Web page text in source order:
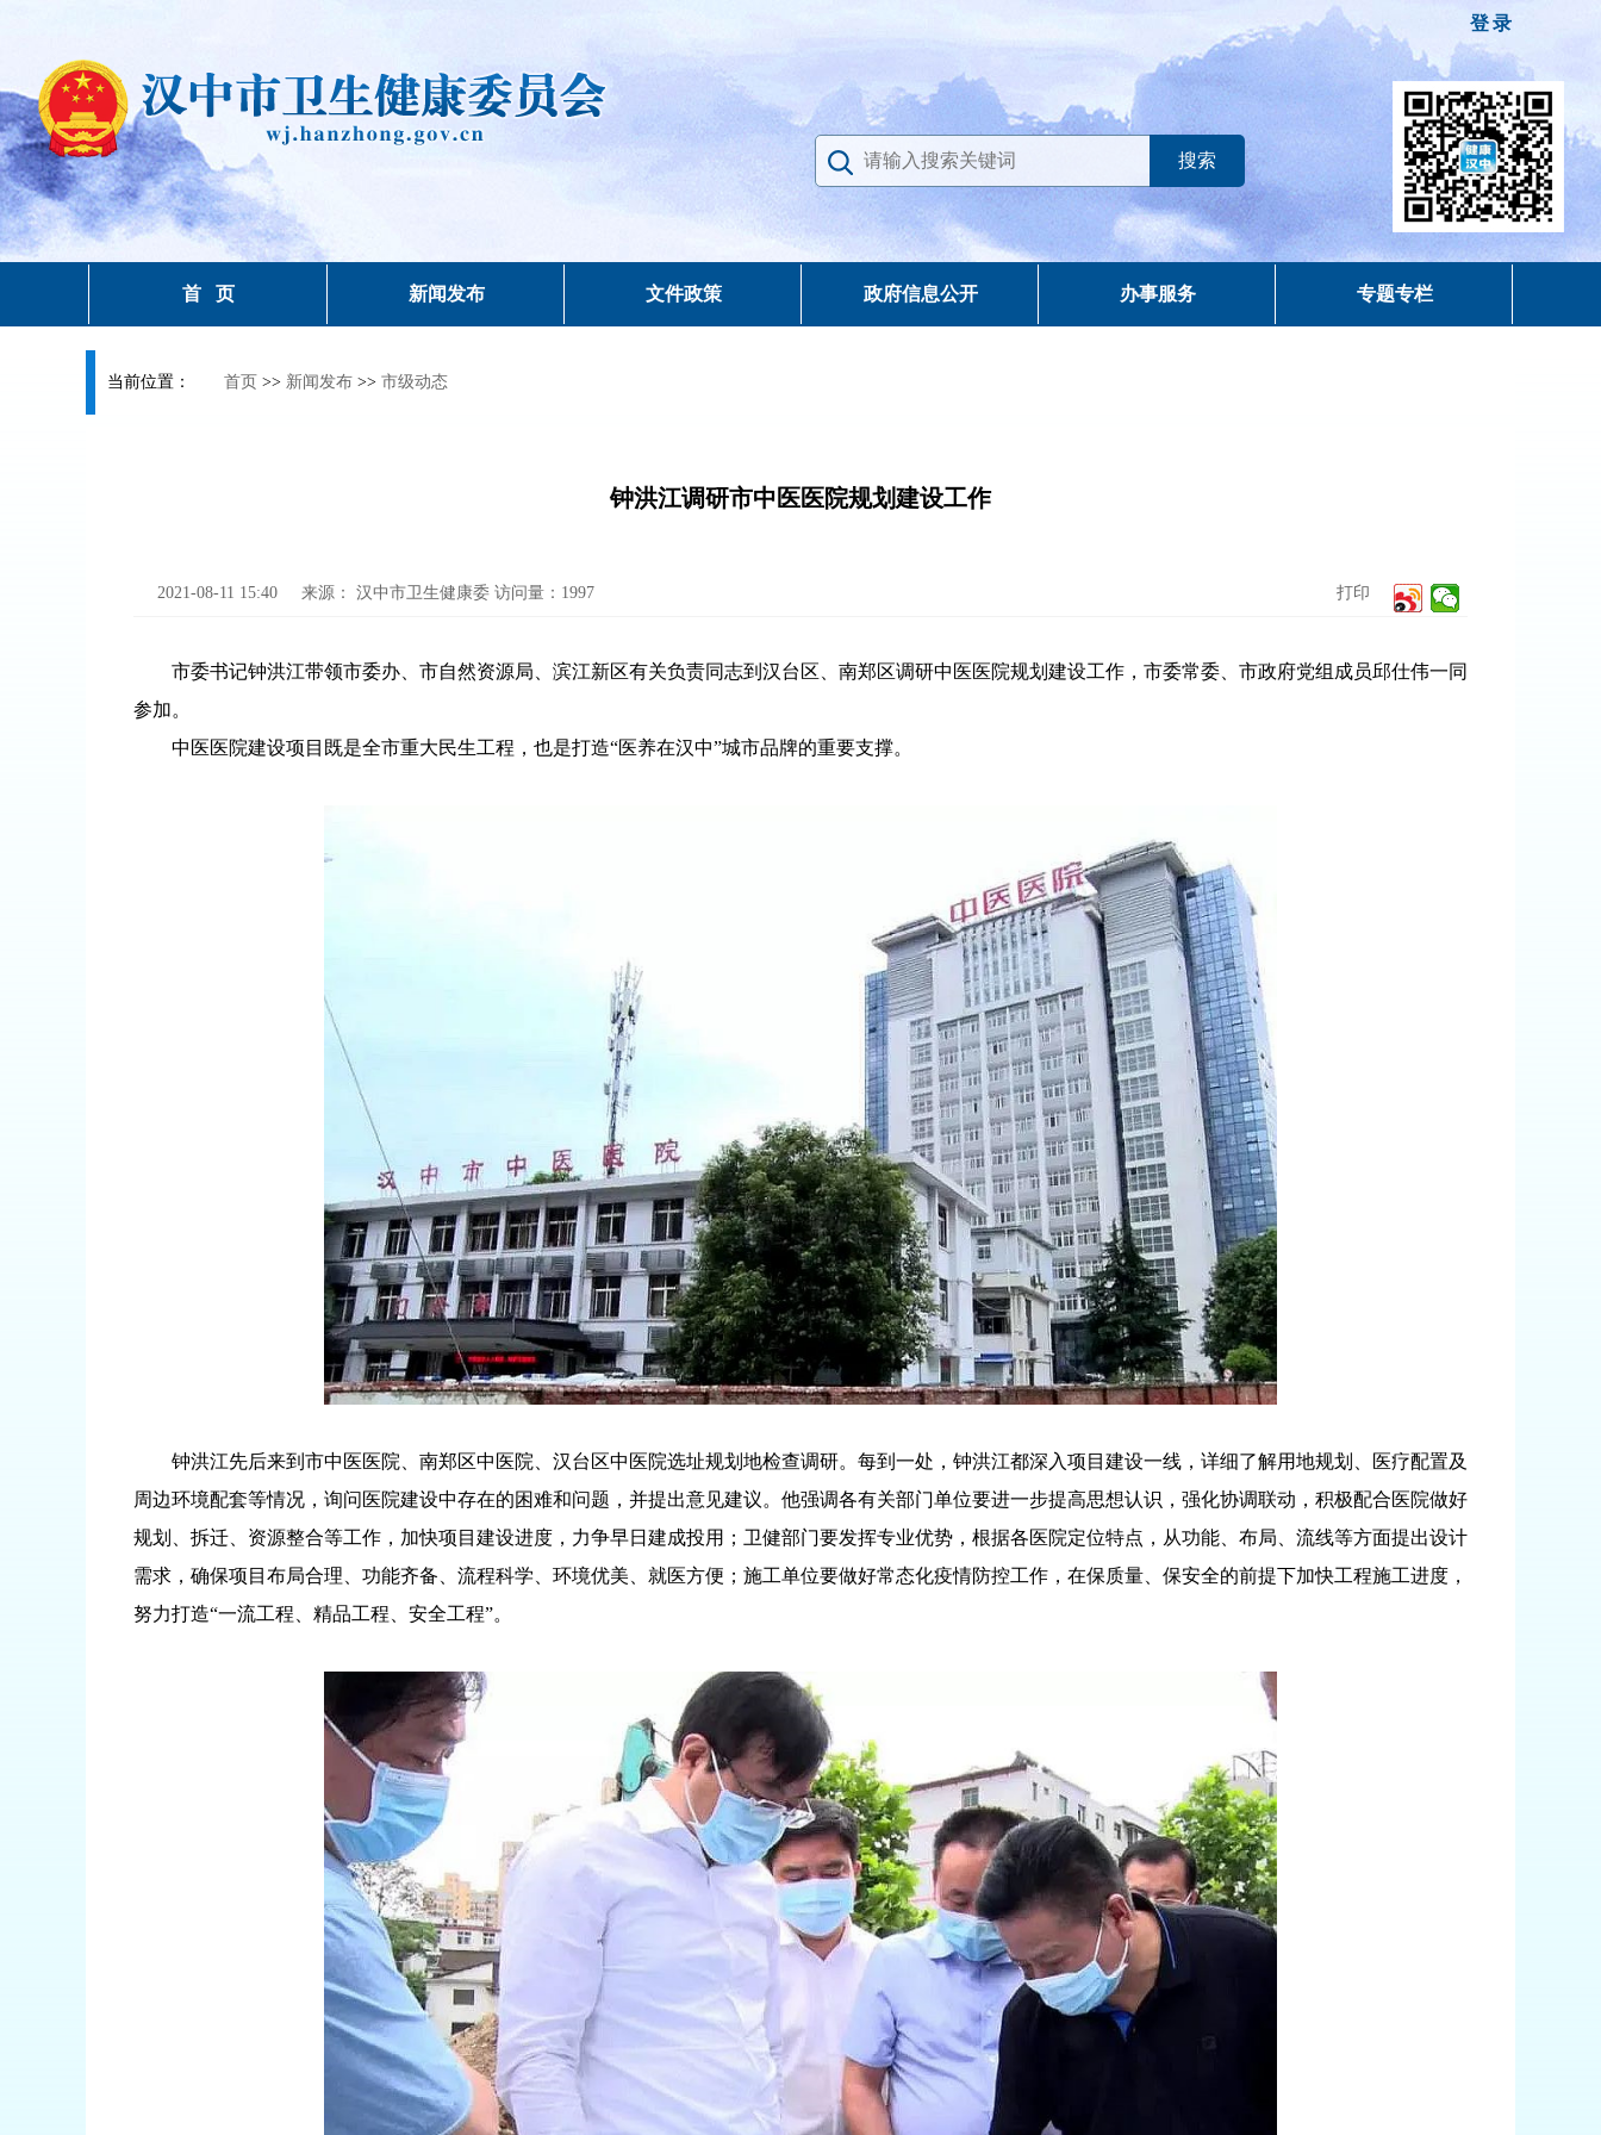
登录
首 页 新闻发布 文件政策 政府信息公开 办事服务 专题专栏
当前位置： 首页 >> 新闻发布 >> 市级动态
钟洪江调研市中医医院规划建设工作
2021-08-11 15:40 来源： 汉中市卫生健康委 访问量： 1997 打印
市委书记钟洪江带领市委办、市自然资源局、滨江新区有关负责同志到汉台区、南郑区调研中医医院规划建设工作，市委常委、市政府党组成员邱仕伟一同
参加。
中医医院建设项目既是全市重大民生工程，也是打造“医养在汉中”城市品牌的重要支撑。
钟洪江先后来到市中医医院、南郑区中医院、汉台区中医院选址规划地检查调研。每到一处，钟洪江都深入项目建设一线，详细了解用地规划、医疗配置及
周边环境配套等情况，询问医院建设中存在的困难和问题，并提出意见建议。他强调各有关部门单位要进一步提高思想认识，强化协调联动，积极配合医院做好
规划、拆迁、资源整合等工作，加快项目建设进度，力争早日建成投用；卫健部门要发挥专业优势，根据各医院定位特点，从功能、布局、流线等方面提出设计
需求，确保项目布局合理、功能齐备、流程科学、环境优美、就医方便；施工单位要做好常态化疫情防控工作，在保质量、保安全的前提下加快工程施工进度，
努力打造“一流工程、精品工程、安全工程”。